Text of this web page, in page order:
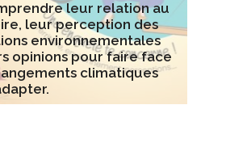
leur relation au
leur perception des
environnementales
opinions pour faire face
climatiques